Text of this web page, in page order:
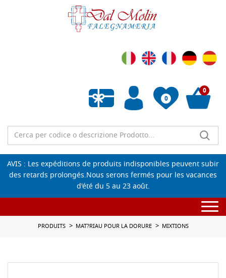
0
Liste de souhaits vide
0
AVIS : Les expéditions de produits indisponibles peuvent subir
des retards prolongés.Nous serons fermés pour les vacances
d'été du 5 au 23 août.
PRODUITS MAT?RIAU POUR LA DORURE MIXTIONS